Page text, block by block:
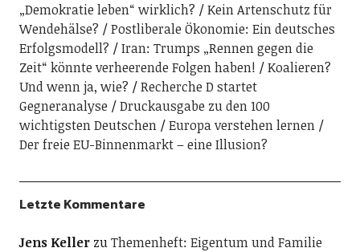
„Demokratie leben“ wirklich?
Kein Artenschutz für
Wendehälse?
Postliberale Ökonomie: Ein deutsches
Erfolgsmodell?
Iran: Trumps „Rennen gegen die
Zeit“ könnte verheerende Folgen haben!
Koalieren?
Und wenn ja, wie?
Recherche D startet
Gegneranalyse
Druckausgabe zu den 100
wichtigsten Deutschen
Europa verstehen lernen
Der freie EU-Binnenmarkt – eine Illusion?
Letzte Kommentare
Jens KellerzuThemenheft: Eigentum und Familie